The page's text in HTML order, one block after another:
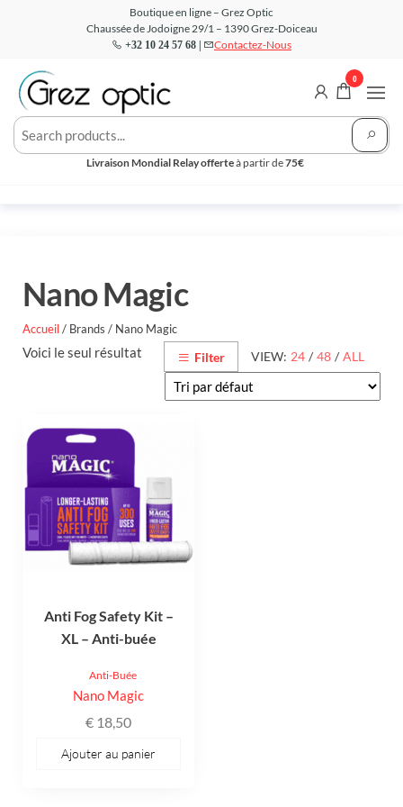
Boutique en ligne – Grez Optic
Chaussée de Jodoigne 29/1 – 1390 Grez-Doiceau
+32 10 24 57 68 | Contactez-Nous
Grez
Optic –
Votre
Opticien
en ligne
Livraison Mondial Relay offerteà partir de75€
0
Nano Magic
Accueil/ Brands / Nano Magic
VIEW: 24 / 48 / ALL
Filter
Voici le seul résultat
Anti Fog Safety Kit –
XL – Anti-buée
Anti-Buée
Nano Magic
€ 18,50
Ajouter au panier